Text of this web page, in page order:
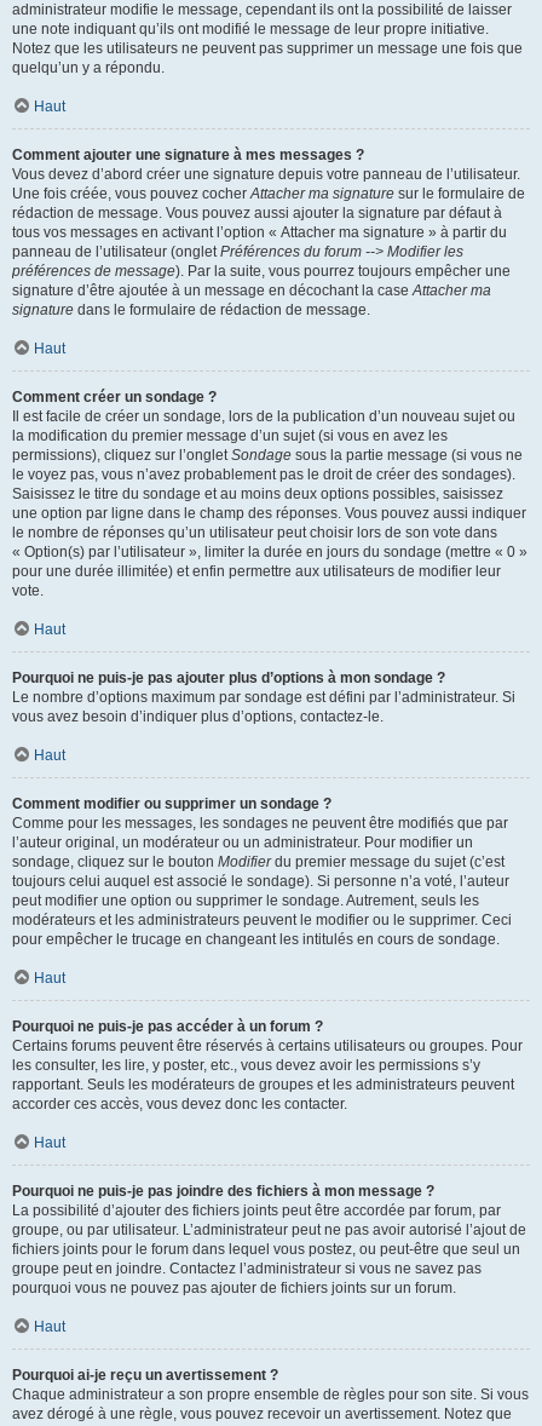
administrateur modifie le message, cependant ils ont la possibilité de laisser
une note indiquant qu’ils ont modifié le message de leur propre initiative.
Notez que les utilisateurs ne peuvent pas supprimer un message une fois que
quelqu’un y a répondu.
Haut
Comment ajouter une signature à mes messages ?
Vous devez d’abord créer une signature depuis votre panneau de l’utilisateur.
Une fois créée, vous pouvez cocherAttacher ma signature sur le formulaire de
rédaction de message. Vous pouvez aussi ajouter la signature par défaut à
tous vos messages en activant l’option « Attacher ma signature » à partir du
panneau de l’utilisateur (ongletPréférences du forum --> Modifier les
préférences de message). Par la suite, vous pourrez toujours empêcher une
signature d’être ajoutée à un message en décochant la caseAttacher ma
signature dans le formulaire de rédaction de message.
Haut
Comment créer un sondage ?
Il est facile de créer un sondage, lors de la publication d’un nouveau sujet ou
la modification du premier message d’un sujet (si vous en avez les
permissions), cliquez sur l’ongletSondage sous la partie message (si vous ne
le voyez pas, vous n’avez probablement pas le droit de créer des sondages).
Saisissez le titre du sondage et au moins deux options possibles, saisissez
une option par ligne dans le champ des réponses. Vous pouvez aussi indiquer
le nombre de réponses qu’un utilisateur peut choisir lors de son vote dans
« Option(s) par l’utilisateur », limiter la durée en jours du sondage (mettre « 0 »
pour une durée illimitée) et enfin permettre aux utilisateurs de modifier leur
vote.
Haut
Pourquoi ne puis-je pas ajouter plus d’options à mon sondage ?
Le nombre d’options maximum par sondage est défini par l’administrateur. Si
vous avez besoin d’indiquer plus d’options, contactez-le.
Haut
Comment modifier ou supprimer un sondage ?
Comme pour les messages, les sondages ne peuvent être modifiés que par
l’auteur original, un modérateur ou un administrateur. Pour modifier un
sondage, cliquez sur le bouton Modifierdu premier message du sujet (c’est
toujours celui auquel est associé le sondage). Si personne n’a voté, l’auteur
peut modifier une option ou supprimer le sondage. Autrement, seuls les
modérateurs et les administrateurs peuvent le modifier ou le supprimer. Ceci
pour empêcher le trucage en changeant les intitulés en cours de sondage.
Haut
Pourquoi ne puis-je pas accéder à un forum ?
Certains forums peuvent être réservés à certains utilisateurs ou groupes. Pour
les consulter, les lire, y poster, etc., vous devez avoir les permissions s’y
rapportant. Seuls les modérateurs de groupes et les administrateurs peuvent
accorder ces accès, vous devez donc les contacter.
Haut
Pourquoi ne puis-je pas joindre des fichiers à mon message ?
La possibilité d’ajouter des fichiers joints peut être accordée par forum, par
groupe, ou par utilisateur. L’administrateur peut ne pas avoir autorisé l’ajout de
fichiers joints pour le forum dans lequel vous postez, ou peut-être que seul un
groupe peut en joindre. Contactez l’administrateur si vous ne savez pas
pourquoi vous ne pouvez pas ajouter de fichiers joints sur un forum.
Haut
Pourquoi ai-je reçu un avertissement ?
Chaque administrateur a son propre ensemble de règles pour son site. Si vous
avez dérogé à une règle, vous pouvez recevoir un avertissement. Notez que